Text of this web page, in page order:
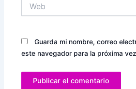
Guarda mi nombre, correo
este navegador para la próxima